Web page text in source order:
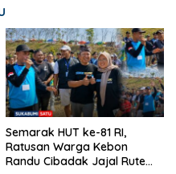
Semarak HUT ke-81 RI,
Ratusan Warga Kebon
Randu Cibadak Jajal Rute